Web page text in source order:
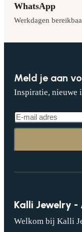
WhatsApp
Werkdagen
Meld je aan
Inspiratie, nieuwe
Kalli Jewelry -
Welkom bij Kalli